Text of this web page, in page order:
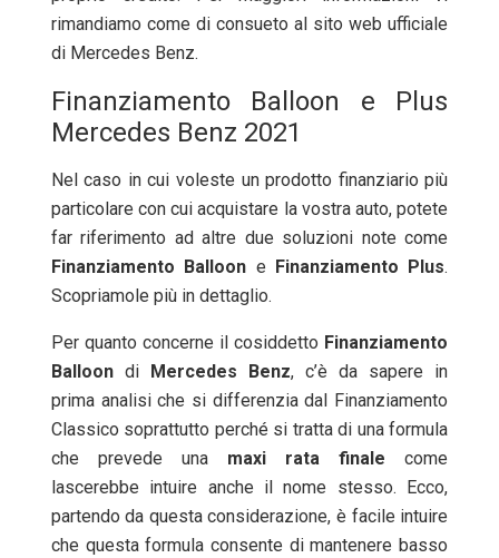
rimandiamo come di consueto al sito web ufficiale
di Mercedes Benz.
Finanziamento Balloon e Plus
Mercedes Benz 2021
Nel caso in cui voleste un prodotto finanziario più
particolare con cui acquistare la vostra auto, potete
far riferimento ad altre due soluzioni note come
Finanziamento
Balloon e Finanziamento Plus.
Scopriamole più in dettaglio.
Per quanto concerne il cosiddetto Finanziamento
Balloondi Mercedes Benz, c’è da sapere in
prima analisi che si differenzia dal Finanziamento
Classico soprattutto perché si tratta di una formula
che prevede una maxi rata finale come
lascerebbe intuire anche il nome stesso. Ecco,
partendo da questa considerazione, è facile intuire
che questa formula consente di mantenere basso